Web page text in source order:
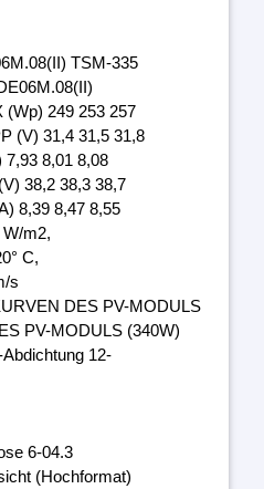
TSM-335
(Wp) 249 253 257
(V) 31,4 31,5 31,8
8,01 8,08
38,2 38,3 38,7
8,39 8,47 8,55
m2,
C,
s
DES PV-MODULS
PV-MODULS (340W)
12-
6-04.3
(Hochformat)